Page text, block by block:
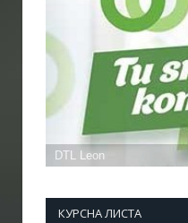
КУРСНА ЛИСТА